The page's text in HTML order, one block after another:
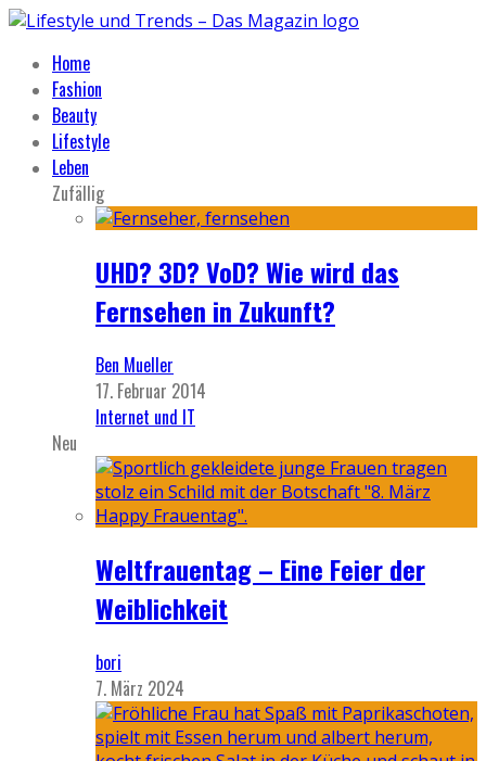
Home
Fashion
Beauty
Lifestyle
Leben
Zufällig
UHD? 3D? VoD? Wie wird das
Fernsehen in Zukunft?
Ben Mueller
17. Februar 2014
Internet und IT
Neu
Weltfrauentag – Eine Feier der
Weiblichkeit
bori
7. März 2024